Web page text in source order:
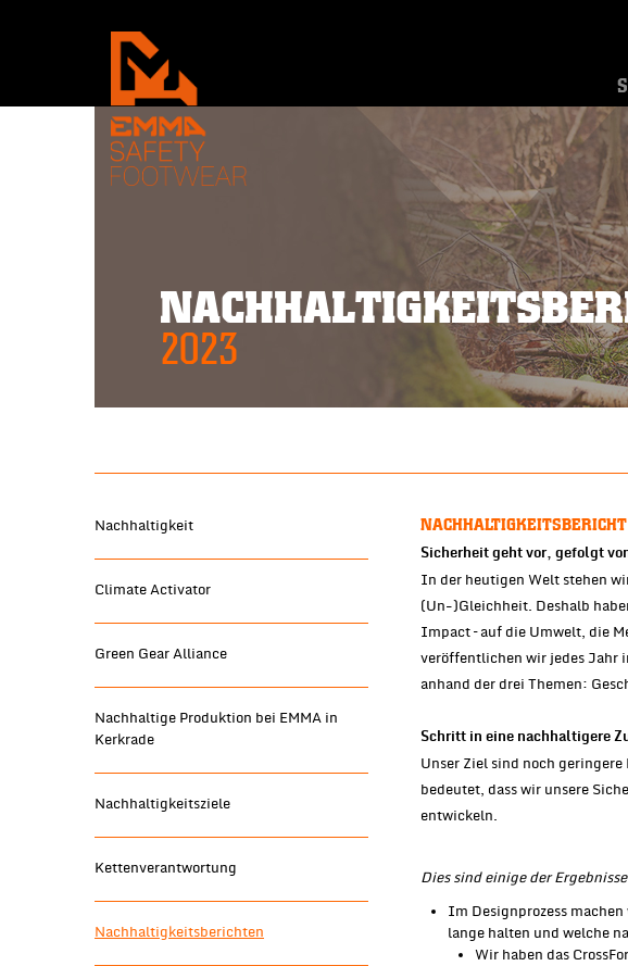
2023
Nachhaltigkeit
Climate Activator
Green Gear Alliance
Nachhaltige Produktion bei EMMA in
Kerkrade
Nachhaltigkeitsziele
Kettenverantwortung
Nachhaltigkeitsberichten
Sicherheit geht vor, gefolgt
In der heutigen Welt stehen
(Un-)Gleichheit. Deshalb
Impact – auf die Umwelt, die
veröffentlichen wir jedes Jahr
anhand der drei Themen:
Schritt in eine nachhaltigere
Unser Ziel sind noch
bedeutet, dass wir unsere
entwickeln.
Dies sind einige der
Im Designprozess
lange halten und welche
Wir haben das